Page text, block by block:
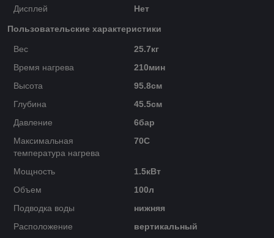
Дисплей Нет
Пользовательские характеристики
Вес
25.7кг
Время нагрева
210мин
Высота
95.8см
Глубина
45.5см
Давление
6бар
Максимальная
температура нагрева
70C
Мощность
1.5кВт
Объем
100л
Подводка воды
нижняя
Расположение
вертикальный